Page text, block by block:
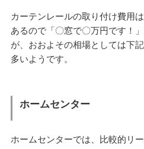
カーテンレールの取り付け費用
あるので「〇窓で〇万円です！
が、おおよその相場としては下
多いようです。
ホームセンター
ホームセンターでは、比較的リ